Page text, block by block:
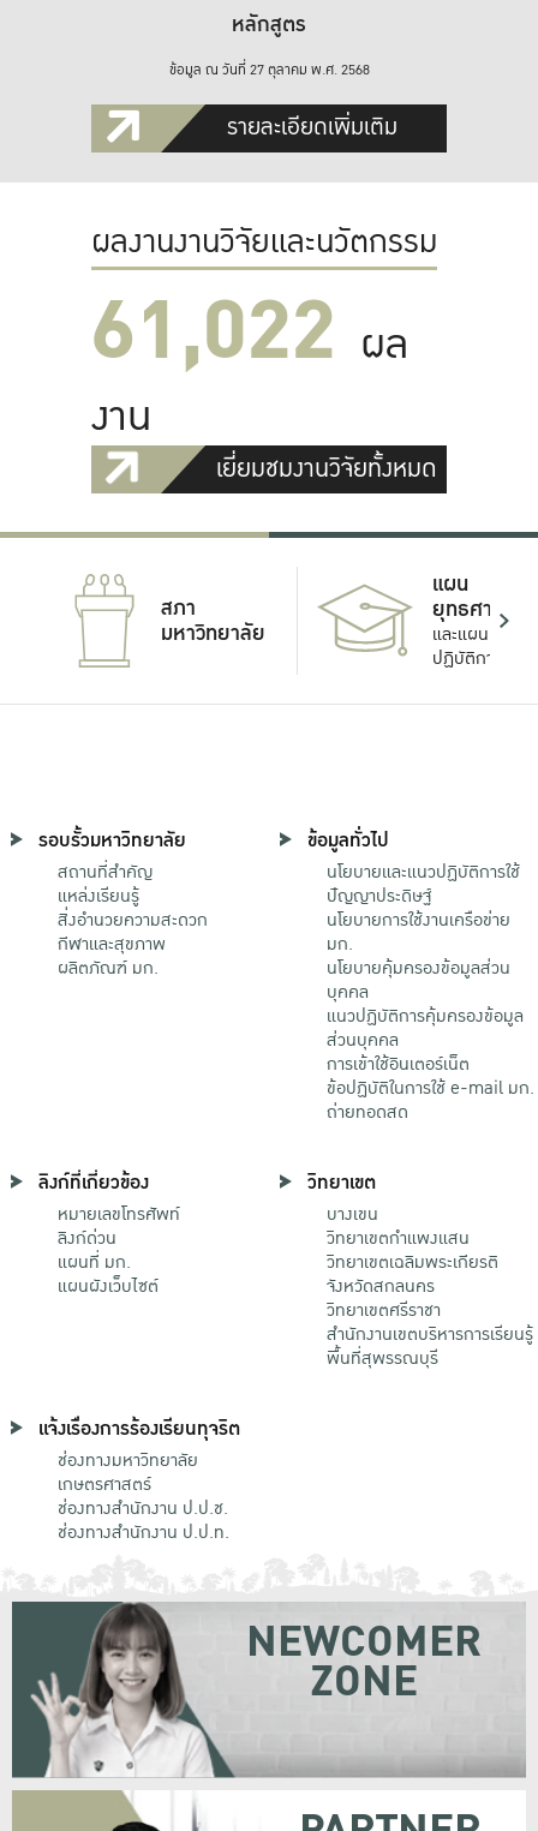
หลักสูตร
ข้อมูล ณ วันที่ 27 ตุลาคม พ.ศ. 2568
รายละเอียดเพิ่มเติม
ผลงานงานวิจัยและนวัตกรรม
61,022 ผล
งาน
เยี่ยมชมงานวิจัยทั้งหมด
สภา
มหาวิทยาลัย
แผน
ยุทธศาสตร์
และแผน
ปฏิบัติการ
รอบรั้วมหาวิทยาลัย
สถานที่สำคัญ
แหล่งเรียนรู้
สิ่งอำนวยความสะดวก
กีฬาและสุขภาพ
ผลิตภัณฑ์ มก.
ข้อมูลทั่วไป
นโยบายและแนวปฏิบัติการใช้
ปัญญาประดิษฐ์
นโยบายการใช้งานเครือข่าย
มก.
นโยบายคุ้มครองข้อมูลส่วน
บุคคล
แนวปฏิบัติการคุ้มครองข้อมูล
ส่วนบุคคล
การเข้าใช้อินเตอร์เน็ต
ข้อปฏิบัติในการใช้ e-mail มก.
ถ่ายทอดสด
ลิงก์ที่เกี่ยวข้อง
หมายเลขโทรศัพท์
ลิงก์ด่วน
แผนที่ มก.
แผนผังเว็บไซต์
วิทยาเขต
บางเขน
วิทยาเขตกําแพงแสน
วิทยาเขตเฉลิมพระเกียรติ
จังหวัดสกลนคร
วิทยาเขตศรีราชา
สำนักงานเขตบริหารการเรียนรู้
พื้นที่สุพรรณบุรี
แจ้งเรื่องการร้องเรียนทุจริต
ช่องทางมหาวิทยาลัย
เกษตรศาสตร์
ช่องทางสำนักงาน ป.ป.ช.
ช่องทางสำนักงาน ป.ป.ท.
NEWCOMER
ZONE